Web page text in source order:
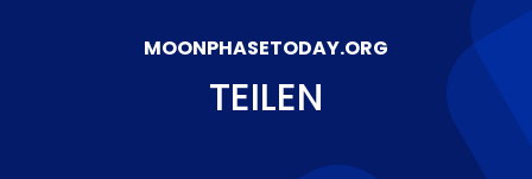
MOONPHASETODAY.ORG
TEILEN